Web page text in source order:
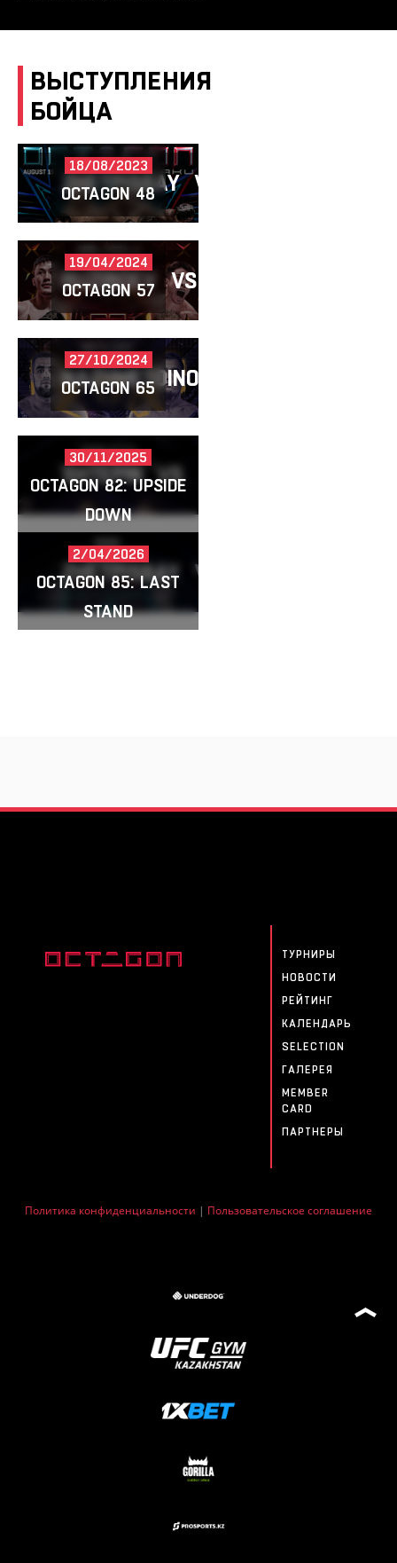
ВЫСТУПЛЕНИЯ
БОЙЦА
ZHETPISBAY VS
18/08/2023
OCTAGON 48
RUZIBOEV VS
19/04/2024
OCTAGON 57
NAZHMETDINOV
27/10/2024
OCTAGON 65
SHTEPIN VS
30/11/2025
OCTAGON 82: UPSIDE
DOWN
ZHETPISBAY VS
2/04/2026
OCTAGON 85: LAST
STAND
ТУРНИРЫ
НОВОСТИ
РЕЙТИНГ
КАЛЕНДАРЬ
SELECTION
ГАЛЕРЕЯ
MEMBER
CARD
ПАРТНЕРЫ
Политика конфиденциальности | Пользовательское соглашение